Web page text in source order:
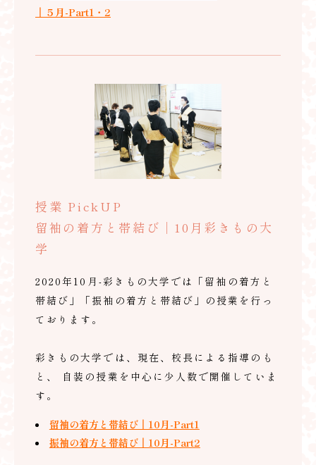
｜５月-Part1・2
授業 PickUP
留袖の着方と帯結び｜10月彩きもの大
学
2020年10月-彩きもの大学では「留袖の着方と
帯結び」「振袖の着方と帯結び」の授業を行っ
ております。
彩きもの大学では、現在、校長による指導のも
と、 自装の授業を中心に少人数で開催していま
す。
留袖の着方と帯結び｜10月-Part1
振袖の着方と帯結び｜10月-Part2